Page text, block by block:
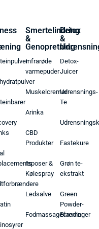
Smertelindring
&
Genopretning
Infrarøde
varmepuder
Muskelcremer
Arinka
CBD
Produkter
Isposer &
Kølespray
Ledsalve
Fodmassagecremer
Detox
&
Detox-
Juicer
Udrensnings-
Te
Fastekure
Grøn te-
ekstrakt
Green
Powder-
Blandinger